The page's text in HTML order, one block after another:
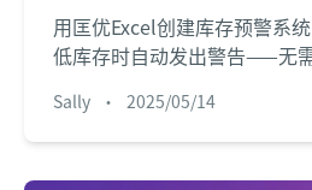
用匡优Excel创建库存预警系
低库存时自动发出警告——无
Sally • 2025/05/14